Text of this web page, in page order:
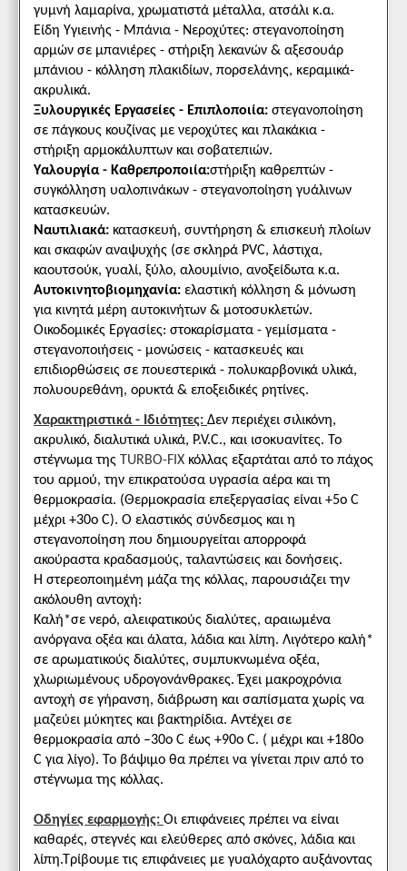
γυμνή λαμαρίνα, χρωματιστά μέταλλα, ατσάλι κ.α.
Είδη Υγιεινής - Μπάνια - Νεροχύτες: στεγανοποίηση
αρμών σε μπανιέρες - στήριξη λεκανών & αξεσουάρ
μπάνιου - κόλληση πλακιδίων, πορσελάνης, κεραμικά-
ακρυλικά.
Ξυλουργικές Εργασείες - Επιπλοποιία: στεγανοποίηση
σε πάγκους κουζίνας με νεροχύτες και πλακάκια -
στήριξη αρμοκάλυπτων και σοβατεπιών.
Υαλουργία - Καθρεπροποιία:στήριξη καθρεπτών -
συγκόλληση υαλοπινάκων - στεγανοποίηση γυάλινων
κατασκευών.
Ναυτιλιακά: κατασκευή, συντήρηση & επισκευή πλοίων
και σκαφών αναψυχής (σε σκληρά PVC, λάστιχα,
καουτσούκ, γυαλί, ξύλο, αλουμίνιο, ανοξείδωτα κ.α.
Αυτοκινητοβιομηχανία: ελαστική κόλληση & μόνωση
για κινητά μέρη αυτοκινήτων & μοτοσυκλετών.
Οικοδομικές Εργασίες: στοκαρίσματα - γεμίσματα -
στεγανοποιήσεις - μονώσεις - κατασκευές και
επιδιορθώσεις σε πουεστερικά - πολυκαρβονικά υλικά,
πολυουρεθάνη, ορυκτά & εποξειδικές ρητίνες.
Χαρακτηριστικά - Ιδιότητες: Δεν περιέχει σιλικόνη,
ακρυλικό, διαλυτικά υλικά, P.V.C., και ισοκυανίτες. Το
στέγνωμα της
TURBO-FIX κόλλας εξαρτάται από το πάχος
του αρμού, την επικρατούσα υγρασία αέρα και τη
θερμοκρασία. (Θερμοκρασία επεξεργασίας είναι +5ο C
μέχρι +30ο C). Ο ελαστικός σύνδεσμος και η
στεγανοποίηση που δημιουργείται απορροφά
ακούραστα κραδασμούς, ταλαντώσεις και δονήσεις.
Η στερεοποιημένη μάζα της κόλλας, παρουσιάζει την
ακόλουθη αντοχή:
Καλή*σε νερό, αλειφατικούς διαλύτες, αραιωμένα
ανόργανα οξέα και άλατα, λάδια και λίπη. Λιγότερο καλή*
σε αρωματικούς διαλύτες, συμπυκνωμένα οξέα,
χλωριωμένους υδρογονάνθρακες. Έχει μακροχρόνια
αντοχή σε γήρανση, διάβρωση και σαπίσματα χωρίς να
μαζεύει μύκητες και βακτηρίδια. Αντέχει σε
θερμοκρασία από –30ο C έως +90ο C. ( μέχρι και +180ο
C για λίγο). Το βάψιμο θα πρέπει να γίνεται πριν από το
στέγνωμα της κόλλας.
Οδηγίες εφαρμογής: Οι επιφάνειες πρέπει να είναι
καθαρές, στεγνές και ελεύθερες από σκόνες, λάδια και
λίπη.Τρίβουμε τις επιφάνειες με γυαλόχαρτο αυξάνοντας